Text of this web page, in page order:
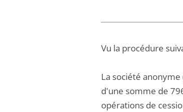
Vu la procédure
La société
d'une somme de
opérations de